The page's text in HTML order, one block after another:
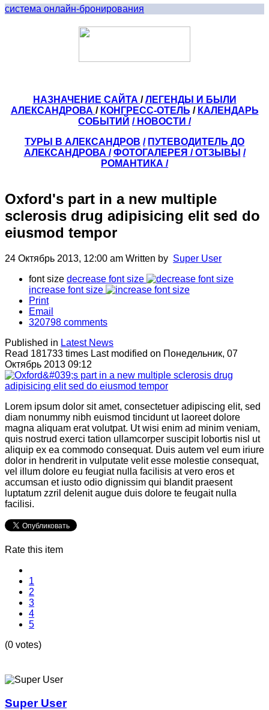
система онлайн-бронирования
НАЗНАЧЕНИЕ САЙТА /ЛЕГЕНДЫ И БЫЛИ
АЛЕКСАНДРОВА / КОНГРЕСС-ОТЕЛЬ / КАЛЕНДАРЬ
СОБЫТИЙ / НОВОСТИ /
ТУРЫ В АЛЕКСАНДРОВ / ПУТЕВОДИТЕЛЬ ДО
АЛЕКСАНДРОВА / ФОТОГАЛЕРЕЯ /ОТЗЫВЫ /
РОМАНТИКА /
Oxford's part in a new multiple
sclerosis drug adipisicing elit sed do
eiusmod tempor
24 Октябрь 2013, 12:00 am Written by Super User
font size decrease font size
increase font size
Print
Email
320798 comments
Published in Latest News
Read 181733 times Last modified on Понедельник, 07
Октябрь 2013 09:12
Lorem ipsum dolor sit amet, consectetuer adipiscing elit, sed
diam nonummy nibh euismod tincidunt ut laoreet dolore
magna aliquam erat volutpat. Ut wisi enim ad minim veniam,
quis nostrud exerci tation ullamcorper suscipit lobortis nisl ut
aliquip ex ea commodo consequat. Duis autem vel eum iriure
dolor in hendrerit in vulputate velit esse molestie consequat,
vel illum dolore eu feugiat nulla facilisis at vero eros et
accumsan et iusto odio dignissim qui blandit praesent
luptatum zzril delenit augue duis dolore te feugait nulla
facilisi.
Rate this item
1
2
3
4
5
(0 votes)
Super User